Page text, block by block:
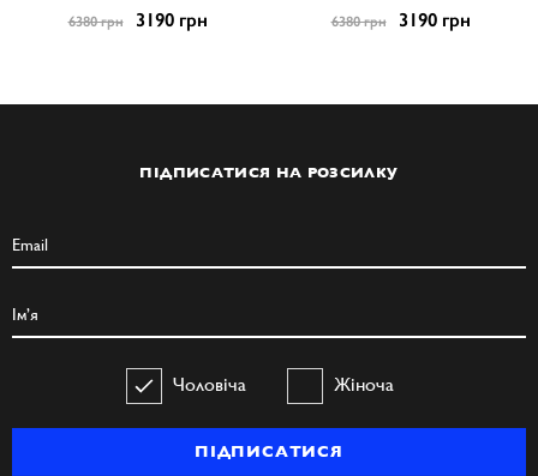
6380 грн 3190 грн 6380 грн 3190 грн
ПІДПИСАТИСЯ НА РОЗСИЛКУ
Чоловіча Жіноча
ПІДПИСАТИСЯ